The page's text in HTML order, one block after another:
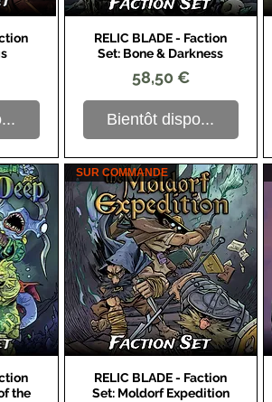
Aperçu rapide
RELIC BLADE - Faction
Set: Bone & Darkness
Prix
58,50 €
Bientôt dispo...
the
Aperçu rapide
SUR COMMANDE
RELIC BLADE - Faction
Set: Moldorf Expedition